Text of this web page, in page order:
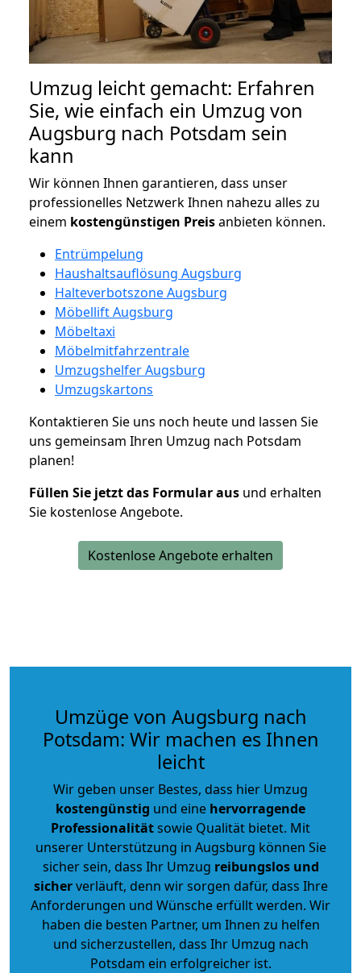
Umzug leicht gemacht: Erfahren
Sie, wie einfach ein Umzug von
Augsburg nach Potsdam sein
kann
Wir können Ihnen garantieren, dass unser
professionelles Netzwerk Ihnen nahezu alles zu
einem kostengünstigen Preisanbieten können.
Entrümpelung
Haushaltsauflösung Augsburg
Halteverbotszone Augsburg
Möbellift Augsburg
Möbeltaxi
Möbelmitfahrzentrale
Umzugshelfer Augsburg
Umzugskartons
Kontaktieren Sie uns noch heute und lassen Sie
uns gemeinsam Ihren Umzug nach Potsdam
planen!
Füllen Sie jetzt das Formular aus und erhalten
Sie kostenlose Angebote.
Kostenlose Angebote erhalten
Umzüge von Augsburg nach
Potsdam: Wir machen es Ihnen
leicht
Wir geben unser Bestes, dass hier Umzug
kostengünstig und eine hervorragende
Professionalitätsowie Qualität bietet. Mit
unserer Unterstützung in Augsburg können Sie
sicher sein, dass Ihr Umzug reibungslos und
sicherverläuft, denn wir sorgen dafür, dass Ihre
Anforderungen und Wünsche erfüllt werden. Wir
haben die besten Partner, um Ihnen zu helfen
und sicherzustellen, dass Ihr Umzug nach
Potsdam ein erfolgreicher ist.